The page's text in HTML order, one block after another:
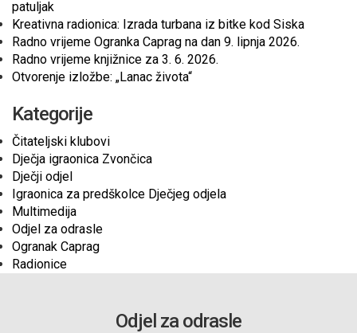
patuljak
Kreativna radionica: Izrada turbana iz bitke kod Siska
Radno vrijeme Ogranka Caprag na dan 9. lipnja 2026.
Radno vrijeme knjižnice za 3. 6. 2026.
Otvorenje izložbe: „Lanac života“
Kategorije
Čitateljski klubovi
Dječja igraonica Zvončica
Dječji odjel
Igraonica za predškolce Dječjeg odjela
Multimedija
Odjel za odrasle
Ogranak Caprag
Radionice
Odjel za odrasle